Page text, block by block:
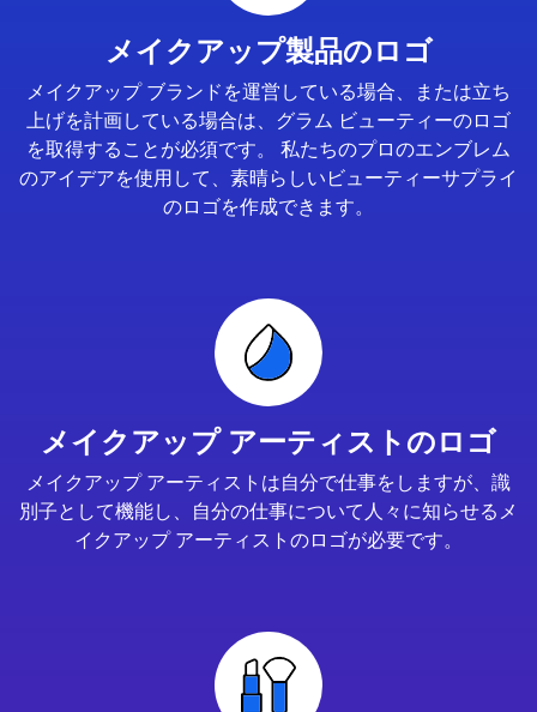
メイクアップ製品のロゴ
メイクアップ ブランドを運営している場合、または立ち
上げを計画している場合は、グラム ビューティーのロゴ
を取得することが必須です。 私たちのプロのエンブレム
のアイデアを使用して、素晴らしいビューティーサプライ
のロゴを作成できます。
メイクアップ アーティストのロゴ
メイクアップ アーティストは自分で仕事をしますが、識
別子として機能し、自分の仕事について人々に知らせるメ
イクアップ アーティストのロゴが必要です。